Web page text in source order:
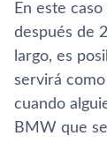
En este
después de
largo, es
servirá
cuando
BMW que